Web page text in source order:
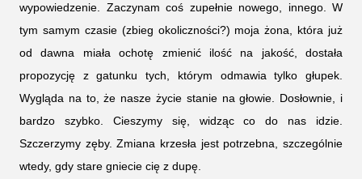
wypowiedzenie. Zaczynam coś zupełnie nowego, innego. W
tym samym czasie (zbieg okoliczności?) moja żona, która już
od dawna miała ochotę zmienić ilość na jakość, dostała
propozycję z gatunku tych, którym odmawia tylko głupek.
Wygląda na to, że nasze życie stanie na głowie. Dosłownie, i
bardzo szybko. Cieszymy się, widząc co do nas idzie.
Szczerzymy zęby. Zmiana krzesła jest potrzebna, szczególnie
wtedy, gdy stare gniecie cię z dupę.